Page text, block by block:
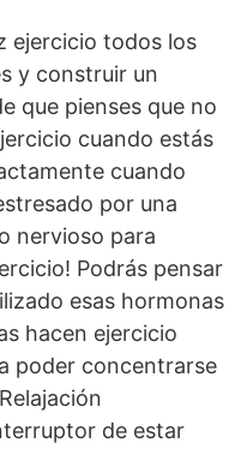
ejercicio todos los
y construir un
que pienses que no
cuando estás
cuando
por una
nervioso para
Podrás pensar
esas hormonas
hacen ejercicio
poder concentrarse
de estar